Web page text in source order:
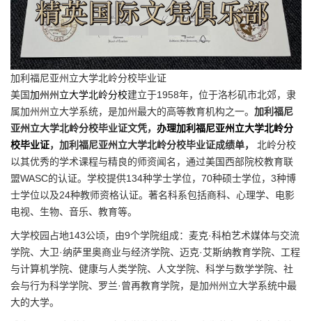
加利福尼亚州立大学北岭分校毕业证
美国加州州立大学北岭分校建立于1958年，位于洛杉矶市北郊，隶
属加州州立大学系统，是加州最大的高等教育机构之一。 加利福尼
亚州立大学北岭分校毕业证文凭， 办理加利福尼亚州立大学北岭分
校毕业证，加利福尼亚州立大学北岭分校毕业证成绩单，
北岭分校
以其优秀的学术课程与精良的师资闻名，通过美国西部院校教育联
盟WASC的认证。学校提供134种学士学位，70种硕士学位，3种博
士学位以及24种教师资格认证。著名科系包括商科、心理学、电影
电视、生物、音乐、教育等。
大学校园占地143公顷，由9个学院组成：麦克·科柏艺术媒体与交流
学院、大卫·纳萨里奥商业与经济学院、迈克·艾斯纳教育学院、工程
与计算机学院、健康与人类学院、人文学院、科学与数学学院、社
会与行为科学学院、罗兰·曾再教育学院，是加州州立大学系统中最
大的大学。